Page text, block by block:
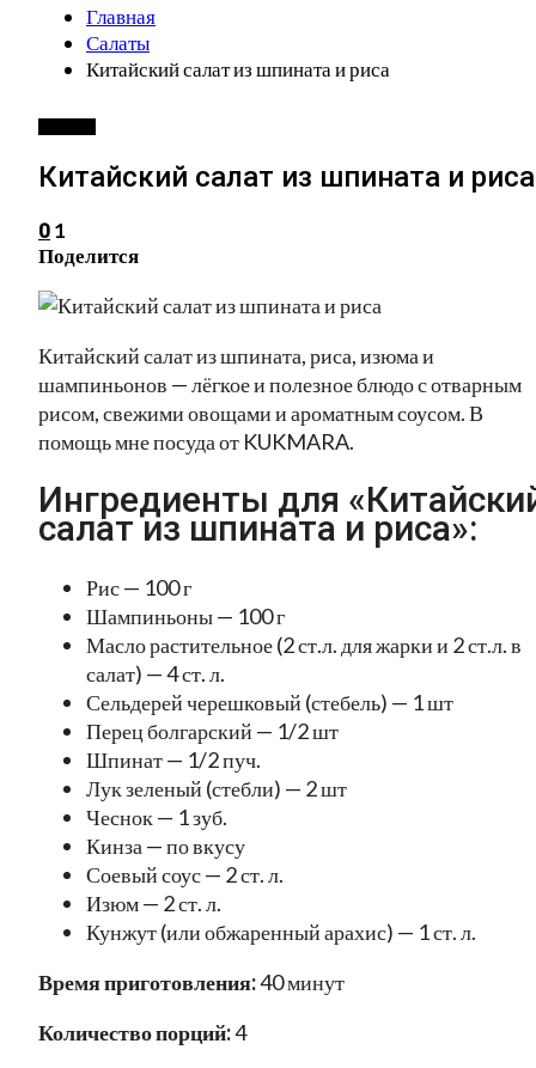
Главная
Салаты
Китайский салат из шпината и риса
Китайский салат из шпината и риса
0 1
Поделится
Китайский салат из шпината, риса, изюма и
шампиньонов — лёгкое и полезное блюдо с отварным
рисом, свежими овощами и ароматным соусом. В
помощь мне посуда от KUKMARA.
Ингредиенты для
салат из шпината и риса»:
Рис — 100 г
Шампиньоны — 100 г
Масло растительное (2 ст.л. для жарки и 2 ст.л. в
салат) — 4 ст. л.
Сельдерей черешковый (стебель) — 1 шт
Перец болгарский — 1/2 шт
Шпинат — 1/2 пуч.
Лук зеленый (стебли) — 2 шт
Чеснок — 1 зуб.
Кинза — по вкусу
Соевый соус — 2 ст. л.
Изюм — 2 ст. л.
Кунжут (или обжаренный арахис) — 1 ст. л.
Время приготовления:40 минут
Количество порций:4